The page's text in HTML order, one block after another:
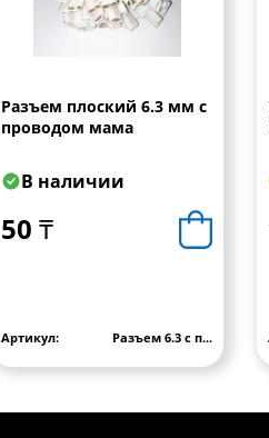
Разъем плоский 6.3 мм с
проводом мама
В наличии
50 ₸
Артикул: Разъем 6.3 с п...